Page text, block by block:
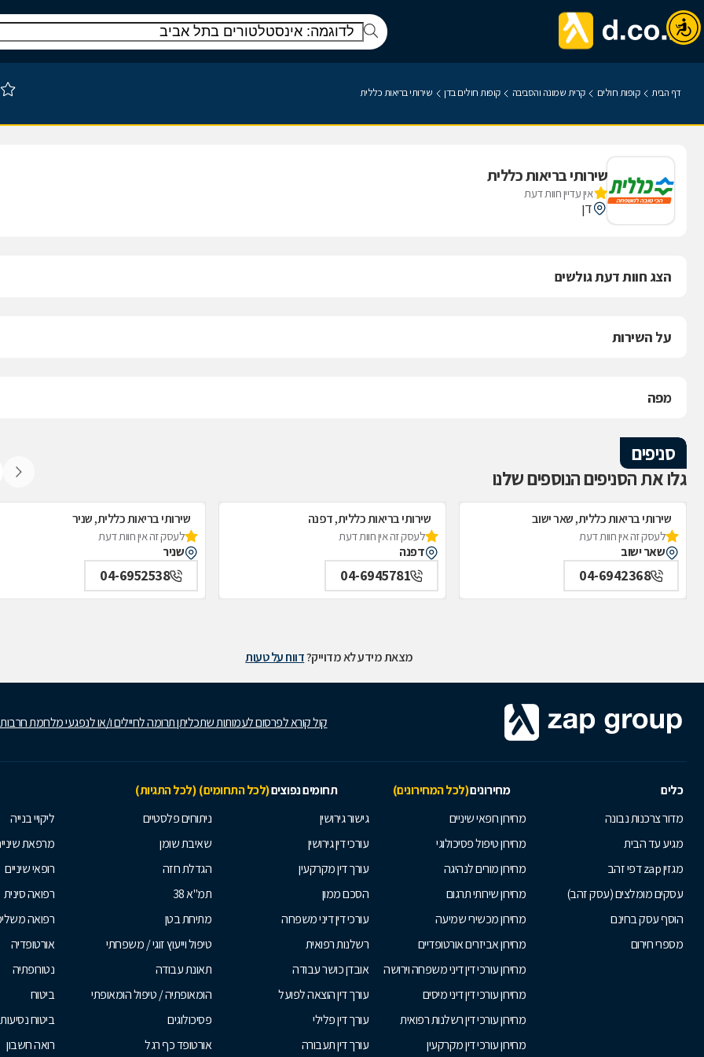
דף הבית קופות חולים קרית שמונה והסביבה קופות חולים בדן שירותי בריאות כללית
שירותי בריאות כללית
אין עדיין חוות דעת
דן
הצג חוות דעת גולשים
על השירות
מפה
סניפים
גלו את הסניפים הנוספים שלנו
שירותי בריאות כללית, שאר ישוב
לעסק זה אין חוות דעת
שאר ישוב
04-6942368
שירותי בריאות כללית, דפנה
לעסק זה אין חוות דעת
דפנה
04-6945781
שירותי בריאות כללית, שניר
לעסק זה אין חוות דעת
שניר
04-6952538
מצאת מידע לא מדוייק?דווח על טעות
קול קורא לפרסום לעמותות שתכליתן תרומה לחיילים ו/או לנפגעי מלחמת
כלים מחירונים(לכל המחירונים) תחומים נפוצים(לכל התחומים) (לכל התגיות)
מדור צרכנות נבונה
מגיע עד הבית
מגזין zap דפי זהב
עסקים מומלצים (עסק זהב)
הוסף עסק בחינם
מספרי חירום
מחירון רופאי שיניים
מחירון טיפול פסיכולוגי
מחירון מורים לנהיגה
מחירון שירותי תרגום
מחירון מכשירי שמיעה
מחירון אביזרים אורטופדיים
מחירון עורכי דין דיני משפחה וירושה
מחירון עורכי דין דיני מיסים
מחירון עורכי דין רשלנות רפואית
מחירון עורכי דין מקרקעין
גישור גירושין
עורכי דין גירושין
עורך דין מקרקעין
הסכם ממון
עורכי דין דיני משפחה
רשלנות רפואית
אובדן כושר עבודה
עורך דין הוצאה לפועל
עורך דין פלילי
עורך דין תעבורה
ניתוחים פלסטיים
שאיבת שומן
הגדלת חזה
תמ"א 38
מתיחת בטן
טיפול וייעוץ זוגי / משפחתי
תאונת עבודה
הומאופתיה / טיפול הומאופתי
פסיכולוגים
אורטופד כף רגל
ליקויי בנייה
מרפאת
רופאי שיניים
רפואה סינית
רפואה
אורטופדיה
נטורופתיה
ביטוח
ביטוח
רואה חשבון